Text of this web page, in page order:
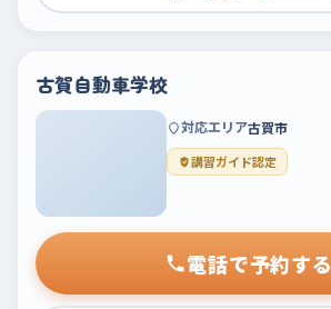
古賀自動車学校
対応エリア古賀市
講習ガイド認定
電話で予約する